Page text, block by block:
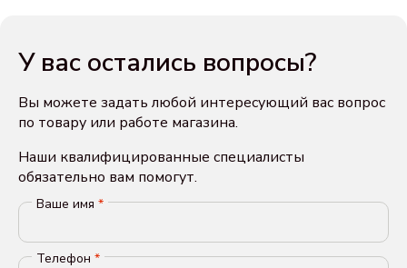
У вас остались вопросы?
Вы можете задать любой интересующий вас вопрос
по товару или работе магазина.
Наши квалифицированные специалисты
обязательно вам помогут.
Ваше имя *
Телефон *